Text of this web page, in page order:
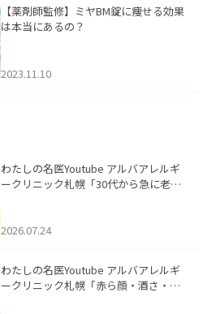
【薬剤師監修】ミヤBM錠に痩せる効果
は本当にあるの？
2023.11.10
わたしの名医Youtube アルバアレルギ
ークリニック札幌「30代から急に老け
た。
2026.07.24
わたしの名医Youtube アルバアレルギ
ークリニック札幌「赤ら顔・酒さ・ニ